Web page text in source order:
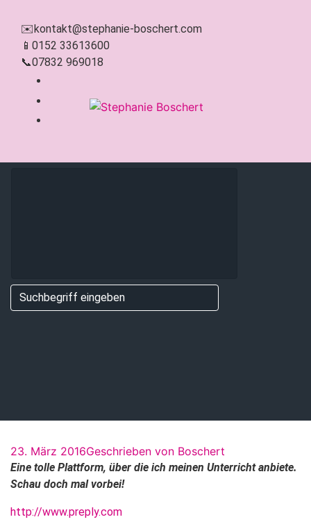
✉️kontakt@stephanie-boschert.com
📱 0152 33613600
📞07832 969018
23. März 2016Geschrieben von Boschert
Eine tolle Plattform, über die ich meinen Unterricht anbiete.
Schau doch mal vorbei!
http://www.preply.com